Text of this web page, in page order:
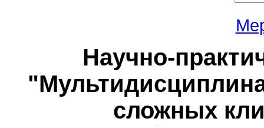
Научно-
сложных